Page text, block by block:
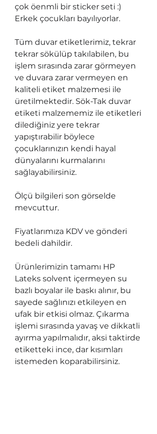
çok öenmli bir sticker seti :)
Erkek çocukları bayılıyorlar.
Tüm duvar etiketlerimiz, tekrar
tekrar sökülüp takılabilen, bu
işlem sırasında zarar görmeyen
ve duvara zarar vermeyen en
kaliteli etiket malzemesi ile
üretilmektedir. Sök-Tak duvar
etiketi malzememiz ile etiketleri
dilediğiniz yere tekrar
yapıştırabilir böylece
çocuklarınızın kendi hayal
dünyalarını kurmalarını
sağlayabilirsiniz.
Ölçü bilgileri son görselde
mevcuttur.
Fiyatlarımıza KDV ve gönderi
bedeli dahildir.
Ürünlerimizin tamamı HP
Lateks solvent içermeyen su
bazlı boyalar ile baskı alınır, bu
sayede sağlınızı etkileyen en
ufak bir etkisi olmaz. Çıkarma
işlemi sırasında yavaş ve dikkatli
ayırma yapılmalıdır, aksi taktirde
etiketteki ince, dar kısımları
istemeden koparabilirsiniz.